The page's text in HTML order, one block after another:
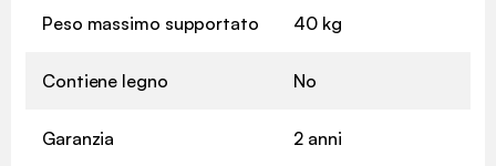
Peso massimo supportato 40 kg
Contiene legno No
Garanzia 2 anni